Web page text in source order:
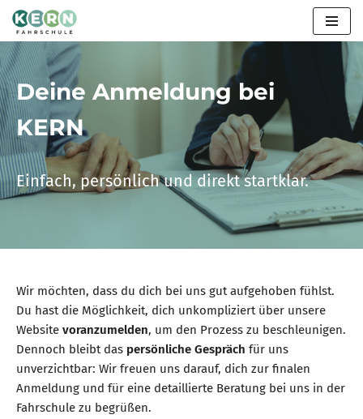
Zum
Inhalt
springen
Deine Anmeldung bei
KERN
Einfach, persönlich und direkt startklar.
Wir möchten, dass du dich bei uns gut aufgehoben fühlst.
Du hast die Möglichkeit, dich unkompliziert über unsere
Website voranzumelden, um den Prozess zu beschleunigen.
Dennoch bleibt das persönliche Gespräch für uns
unverzichtbar: Wir freuen uns darauf, dich zur finalen
Anmeldung und für eine detaillierte Beratung bei uns in der
Fahrschule zu begrüßen.